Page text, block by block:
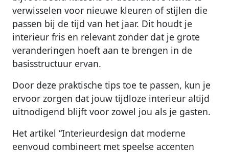
verwisselen voor nieuwe kleuren of stijlen die
passen bij de tijd van het jaar. Dit houdt je
interieur fris en relevant zonder dat je grote
veranderingen hoeft aan te brengen in de
basisstructuur ervan.
Door deze praktische tips toe te passen, kun je
ervoor zorgen dat jouw tijdloze interieur altijd
uitnodigend blijft voor zowel jou als je gasten.
Het artikel “Interieurdesign dat moderne
eenvoud combineert met speelse accenten